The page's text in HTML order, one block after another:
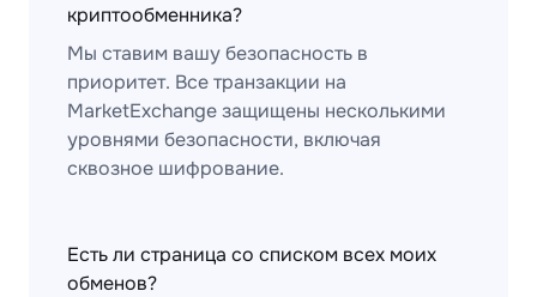
криптообменника?
Мы ставим вашу безопасность в
приоритет. Все транзакции на
MarketExchange защищены несколькими
уровнями безопасности, включая
сквозное шифрование.
Есть ли страница со списком всех моих
обменов?